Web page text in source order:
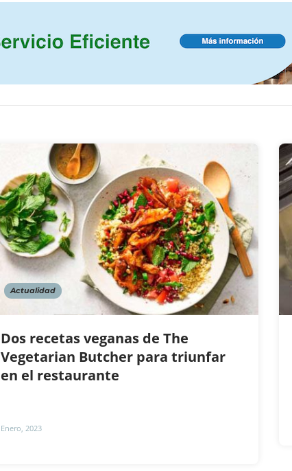
Actualidad
Dos recetas veganas de The
Vegetarian Butcher para triunfar
en el restaurante
Enero, 2023